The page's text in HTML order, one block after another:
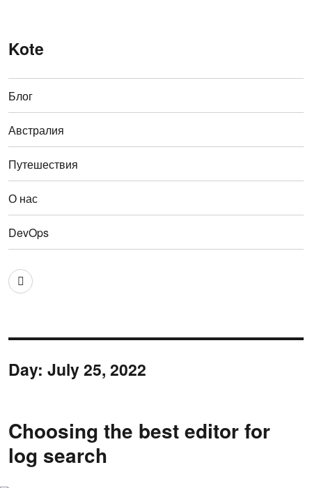
Kote
Блог
Австралия
Путешествия
О нас
DevOps
Австралия
Day:July 25, 2022
Choosing the best editor for
log search